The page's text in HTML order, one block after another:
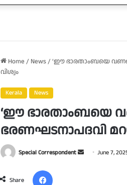
Home / News/‘ഈ ഭാരതാംബയെ
വിശ്വം
Kerala News
‘ഈ ഭാരതാംബയെ
ഭരണഘടനാപദവി
Special Correspondent
Send June 7,
Share